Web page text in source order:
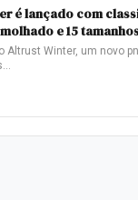
é lançado com
e 15
Altrust Winter, um novo